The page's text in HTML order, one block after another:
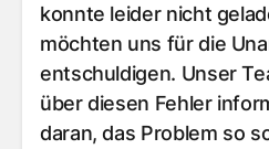
konnte leider nicht
möchten uns für die
entschuldigen. Unser
über diesen Fehler
daran, das Problem so